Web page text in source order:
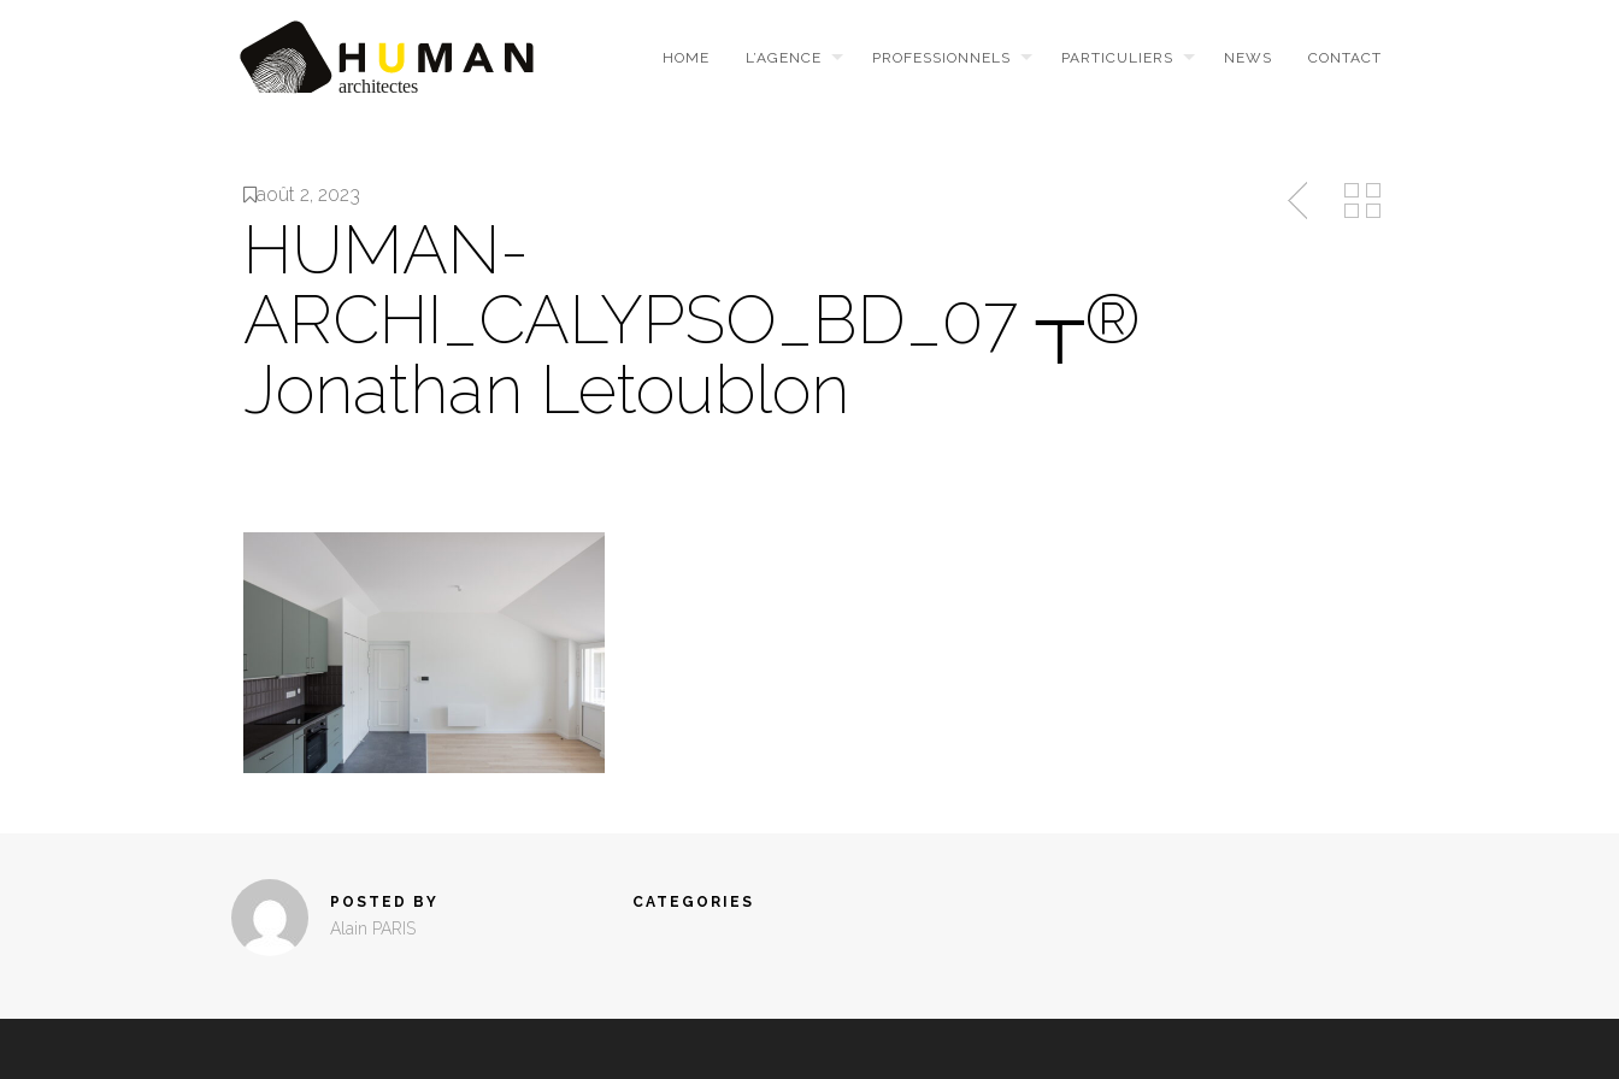
HOME L’AGENCE PROFESSIONNELS PARTICULIERS NEWS CONTACT
août 2, 2023
HUMAN-
ARCHI_CALYPSO_BD_07 ┬®
Jonathan Letoublon
POSTED BY
Alain PARIS
CATEGORIES